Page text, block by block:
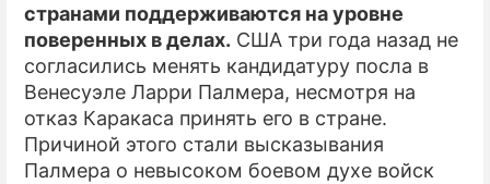
странами поддерживаются на уровне
поверенных в делах. США три года назад не
согласились менять кандидатуру посла в
Венесуэле Ларри Палмера, несмотря на
отказ Каракаса принять его в стране.
Причиной этого стали высказывания
Палмера о невысоком боевом духе войск